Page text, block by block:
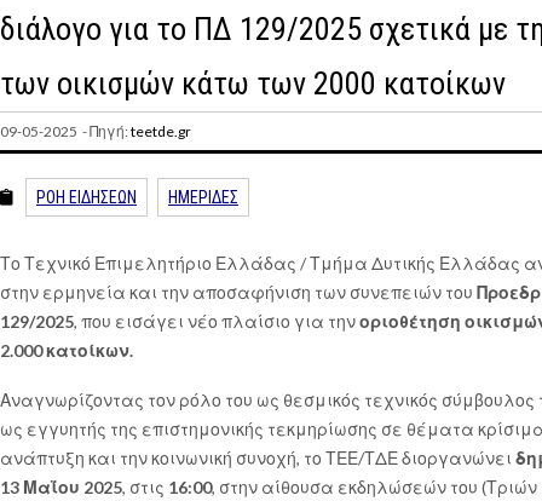
διάλογο για το ΠΔ 129/2025 σχετικά με
των οικισμών κάτω των 2000 κατοίκων
09-05-2025 - Πηγή:teetde.gr
ΡΟΗ ΕΙΔΗΣΕΩΝ ΗΜΕΡΙΔΕΣ
Το Τεχνικό Επιμελητήριο Ελλάδας / Τμήμα Δυτικής Ελλάδας
στην ερμηνεία και την αποσαφήνιση των συνεπειών του
129/2025, που εισάγει νέο πλαίσιο για τηνοριοθέτηση
2.000 κατοίκων.
Αναγνωρίζοντας τον ρόλο του ως θεσμικός τεχνικός
ως εγγυητής της επιστημονικής τεκμηρίωσης σε θέματα
ανάπτυξη και την κοινωνική συνοχή, το ΤΕΕ/ΤΔΕ διοργανώνει
13 Μαΐου 2025, στις 16:00, στην αίθουσα εκδηλώσεών του